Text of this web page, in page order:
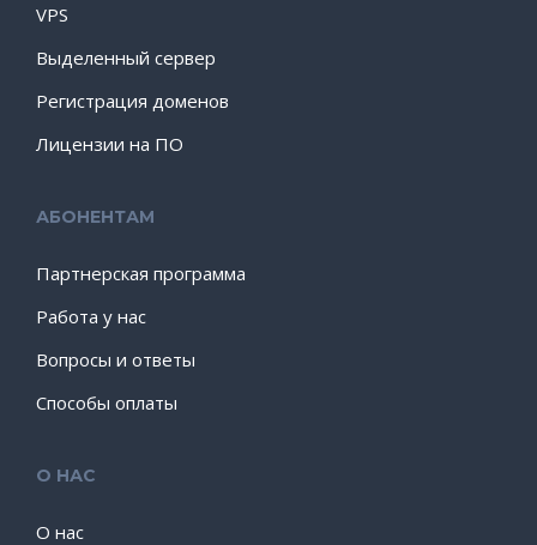
VPS
Выделенный сервер
Регистрация доменов
Лицензии на ПО
АБОНЕНТАМ
Партнерская программа
Работа у нас
Вопросы и ответы
Способы оплаты
О НАС
О нас